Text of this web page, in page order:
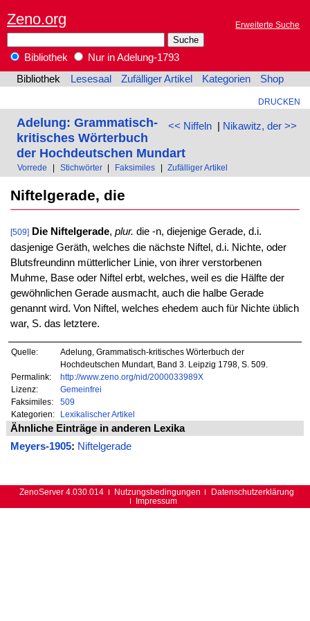
Zeno.org Erweiterte Suche
Bibliothek
Nur in Adelung-1793
Bibliothek
Lesesaal Zufälliger Artikel Kategorien Shop
DRUCKEN
<< Niffeln| Nikawitz, der >>
Adelung: Grammatisch-
kritisches Wörterbuch
der Hochdeutschen Mundart
Vorrede Stichwörter Faksimiles Zufälliger Artikel
Niftelgerade, die
[509] Die Niftelgerade, plur. die -n, diejenige Gerade, d.i.
dasjenige Geräth, welches die nächste Niftel, d.i. Nichte, oder
Blutsfreundinn mütterlicher Linie, von ihrer verstorbenen
Muhme, Base oder Niftel erbt, welches, weil es die Hälfte der
gewöhnlichen Gerade ausmacht, auch die halbe Gerade
genannt wird. Von Niftel, welches ehedem auch für Nichte üblich
war, S. das letztere.
Quelle:
Adelung, Grammatisch-kritisches Wörterbuch der
Hochdeutschen Mundart, Band 3. Leipzig 1798, S. 509.
Permalink:
http://www.zeno.org/nid/2000033989X
Lizenz:
Gemeinfrei
Faksimiles:
509
Kategorien:
Lexikalischer Artikel
Ähnliche Einträge in anderen Lexika
Meyers-1905: Niftelgerade
ZenoServer 4.030.014 Nutzungsbedingungen
Datenschutzerklärung
Impressum